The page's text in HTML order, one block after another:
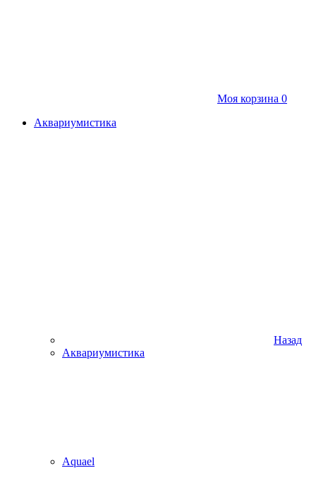
Моя корзина 0
Аквариумистика
Назад
Аквариумистика
Aquael